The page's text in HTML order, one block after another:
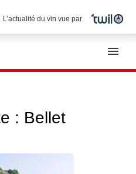
L’actualité du vin vue par
: Bellet